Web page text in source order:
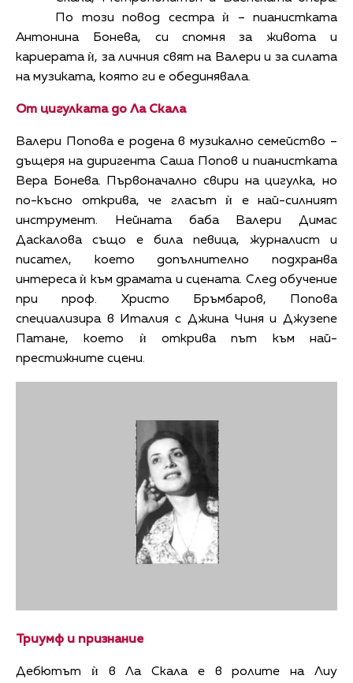
По този повод сестра ѝ – пианистката
Антонина Бонева, си спомня за живота и
кариерата ѝ, за личния свят на Валери и за силата
на музиката, която ги е обединявала.
От цигулката до Ла Скала
Валери Попова е родена в музикално семейство –
дъщеря на диригента Саша Попов и пианистката
Вера Бонева. Първоначално свири на цигулка, но
по-късно открива, че гласът ѝ е най-силният
инструмент. Нейната баба Валери Димас
Даскалова също е била певица, журналист и
писател, което допълнително подхранва
интереса ѝ към драмата и сцената. След обучение
при проф. Христо Бръмбаров, Попова
специализира в Италия с Джина Чиня и Джузепе
Патане, което ѝ открива път към най-
престижните сцени.
Триумф и признание
Дебютът ѝ в Ла Скала е в ролите на Лиу